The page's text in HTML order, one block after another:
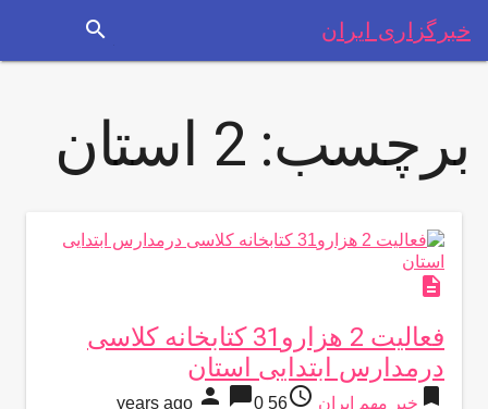
خبرگزاری ایران search
برچسب:2 استان
description
فعالیت 2 هزارو31 کتابخانه کلاسی
درمدارس ابتدایی استان
bookmark خبر مهم ایران access_time
56 years ago
person chat_bubble0